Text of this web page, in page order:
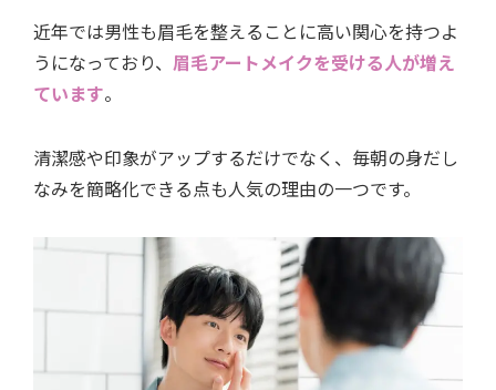
近年では男性も眉毛を整えることに高い関心を持つよ
うになっており、 眉毛アートメイクを受ける人が増え
ています。
清潔感や印象がアップするだけでなく、毎朝の身だし
なみを簡略化できる点も人気の理由の一つです。